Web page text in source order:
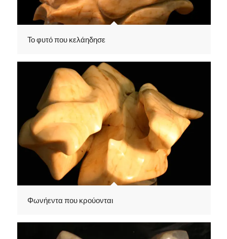
Το φυτό που κελάηδησε
Φωνήεντα που κρούονται